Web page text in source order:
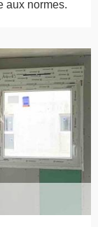
aux normes.